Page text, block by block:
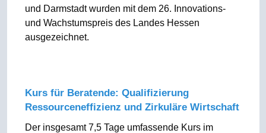
und Darmstadt wurden mit dem 26. Innovations-
und Wachstumspreis des Landes Hessen
ausgezeichnet.
Kurs für Beratende: Qualifizierung
Ressourceneffizienz und Zirkuläre Wirtschaft
Der insgesamt 7,5 Tage umfassende Kurs im